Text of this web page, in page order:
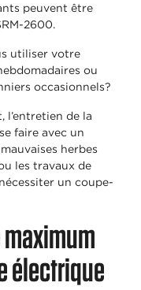
peuvent être
2600.
utiliser votre
ou
occasionnels?
l’entretien de la
faire avec un
herbes
les travaux de
un coupe-
électrique